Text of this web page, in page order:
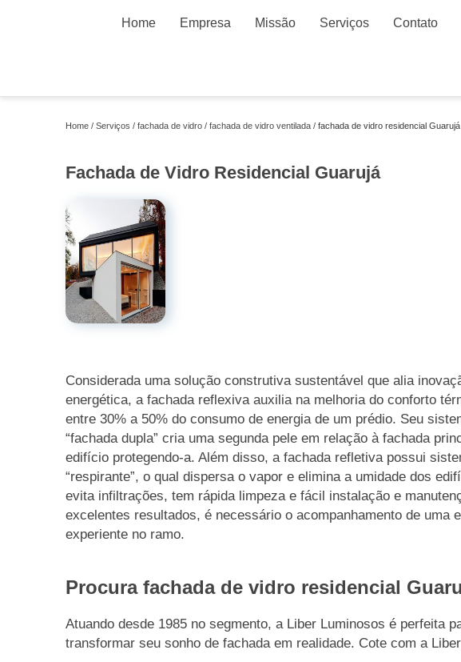
Home Empresa Missão Serviços Contato
Home Serviços fachada de vidro fachada de vidro ventilada fachada de vidro residencial Guarujá
Fachada de Vidro Residencial Guarujá
Considerada uma solução construtiva sustentável que alia
energética, a fachada reflexiva auxilia na melhoria do conforto
entre 30% a 50% do consumo de energia de um prédio. Seu
“fachada dupla” cria uma segunda pele em relação à fachada
edifício protegendo-a. Além disso, a fachada refletiva possui
“respirante”, o qual dispersa o vapor e elimina a umidade dos
evita infiltrações, tem rápida limpeza e fácil instalação e
excelentes resultados, é necessário o acompanhamento de uma
experiente no ramo.
Procura fachada de vidro residencial
Atuando desde 1985 no segmento, a Liber Luminosos é perfeita
transformar seu sonho de fachada em realidade. Cote com a